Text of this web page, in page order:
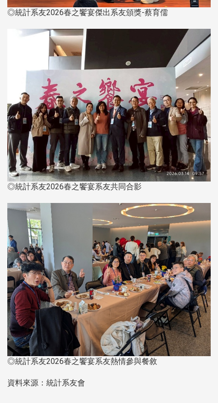
◎統計系友2026春之饗宴傑出系友頒獎-蔡育儒
◎統計系友2026春之饗宴系友共同合影
◎統計系友2026春之饗宴系友熱情參與餐敘
資料來源：統計系友會